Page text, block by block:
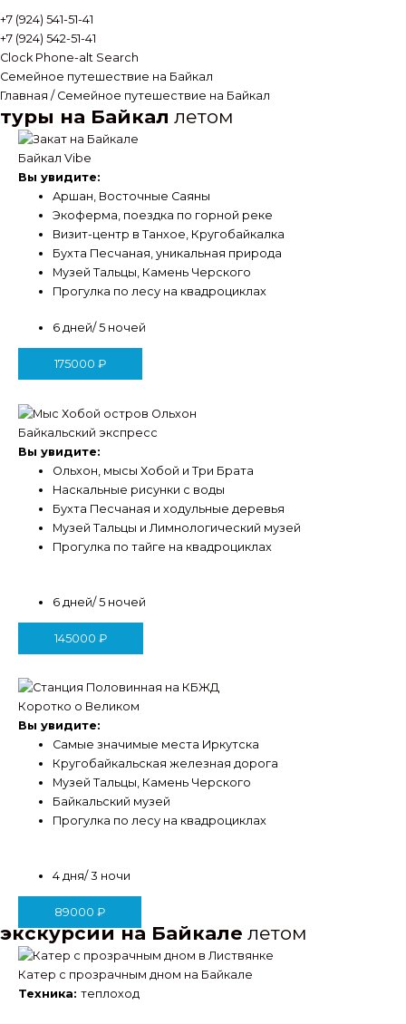
+7 (924) 541-51-41
+7 (924) 542-51-41
Clock Phone-alt Search
Семейное путешествие на Байкал
Главная / Семейное путешествие на Байкал
туры на Байкал летом
Байкал Vibe
Вы увидите:
Аршан, Восточные Саяны
Экоферма, поездка по горной реке
Визит-центр в Танхое, Кругобайкалка
Бухта Песчаная, уникальная природа
Музей Тальцы, Камень Черского
Прогулка по лесу на квадроциклах
6 дней/ 5 ночей
175000 ₽
Байкальский экспресс
Вы увидите:
Ольхон, мысы Хобой и Три Брата
Наскальные рисунки с воды
Бухта Песчаная и ходульные деревья
Музей Тальцы и Лимнологический музей
Прогулка по тайге на квадроциклах
6 дней/ 5 ночей
145000 ₽
Коротко о Великом
Вы увидите:
Самые значимые места Иркутска
Кругобайкальская железная дорога
Музей Тальцы, Камень Черского
Байкальский музей
Прогулка по лесу на квадроциклах
4 дня/ 3 ночи
89000 ₽
экскурсии на Байкале летом
Катер с прозрачным дном на Байкале
Техника: теплоход